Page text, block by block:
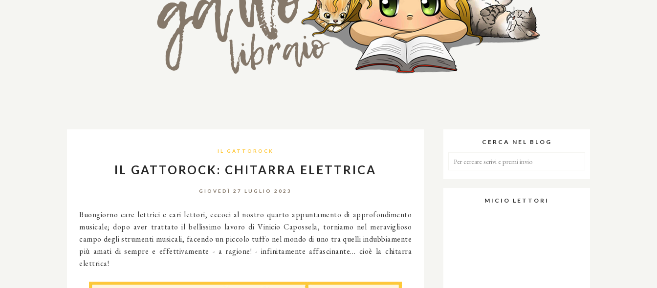
IL GATTOROCK
IL GATTOROCK: CHITARRA ELETTRICA
GIOVEDÌ 27 LUGLIO 2023
Buongiorno care lettrici e cari lettori, eccoci al nostro quarto appuntamento di approfondimento
musicale; dopo aver trattato il bellissimo lavoro di Vinicio Capossela, torniamo nel meraviglioso
campo degli strumenti musicali, facendo un piccolo tuffo nel mondo di uno tra quelli indubbiamente
più amati di sempre e effettivamente - a ragione! - infinitamente affascinante… cioè la chitarra
elettrica!
CERCA NEL BLOG
MICIO LETTORI